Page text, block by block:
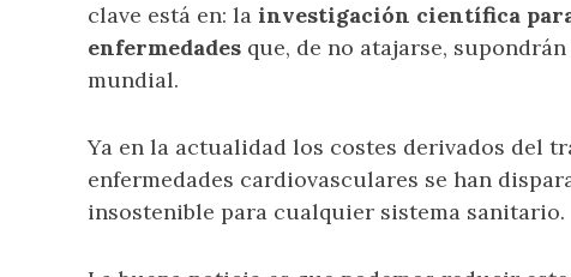
clave está en: la investigación científica
enfermedades que, de no atajarse,
mundial.
Ya en la actualidad los costes derivados del
enfermedades cardiovasculares se han
insostenible para cualquier sistema sanitario.